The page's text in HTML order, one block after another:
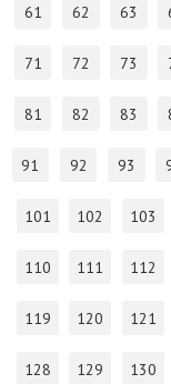
61 62 63
71 72 73
81 82 83
91 92 93
101 102 103
110 111 112
119 120 121
128 129 130